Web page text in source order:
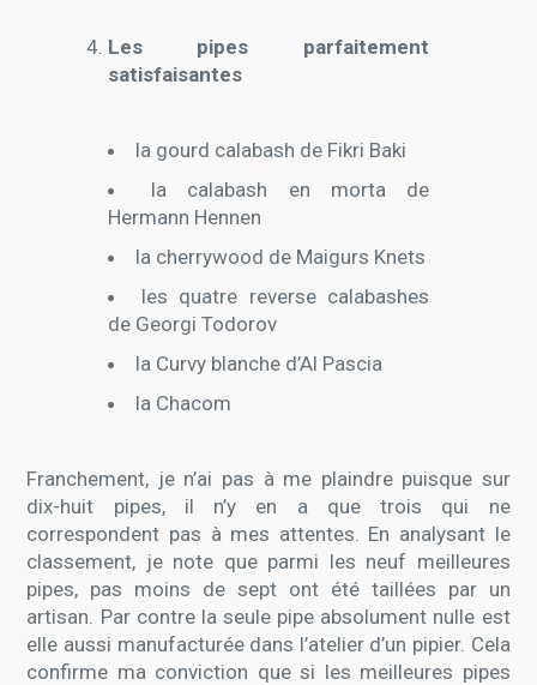
Les pipes parfaitement
satisfaisantes
la gourd calabash de Fikri Baki
la calabash en morta de
Hermann Hennen
la cherrywood de Maigurs Knets
les quatre reverse calabashes
de Georgi Todorov
la Curvy blanche d’Al Pascia
la Chacom
Franchement, je n’ai pas à me plaindre puisque sur
dix-huit pipes, il n’y en a que trois qui ne
correspondent pas à mes attentes. En analysant le
classement, je note que parmi les neuf meilleures
pipes, pas moins de sept ont été taillées par un
artisan. Par contre la seule pipe absolument nulle est
elle aussi manufacturée dans l’atelier d’un pipier. Cela
confirme ma conviction que si les meilleures pipes